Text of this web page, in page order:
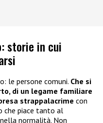
storie in cui
le persone comuni. Che si
di un legame familiare
strappalacrime con
che piace tanto al
normalità. Non